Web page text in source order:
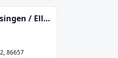
Sportgaststätte Bissingen / Elli´s Pizzaservice
86657